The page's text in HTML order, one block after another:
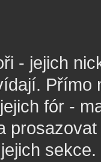
- jejich
Přímo
fór -
sekce.